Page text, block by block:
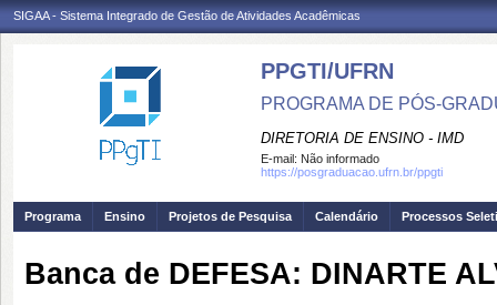
SIGAA - Sistema Integrado de Gestão de Atividades Acadêmicas
PPGTI/UFRN
PROGRAMA DE PÓS-
DIRETORIA DE ENSINO - IMD
E-mail: Não informado
https://posgraduacao.ufrn.br/ppgti
Programa Ensino Projetos de Pesquisa Calendário Processos
Banca de DEFESA: DINARTE